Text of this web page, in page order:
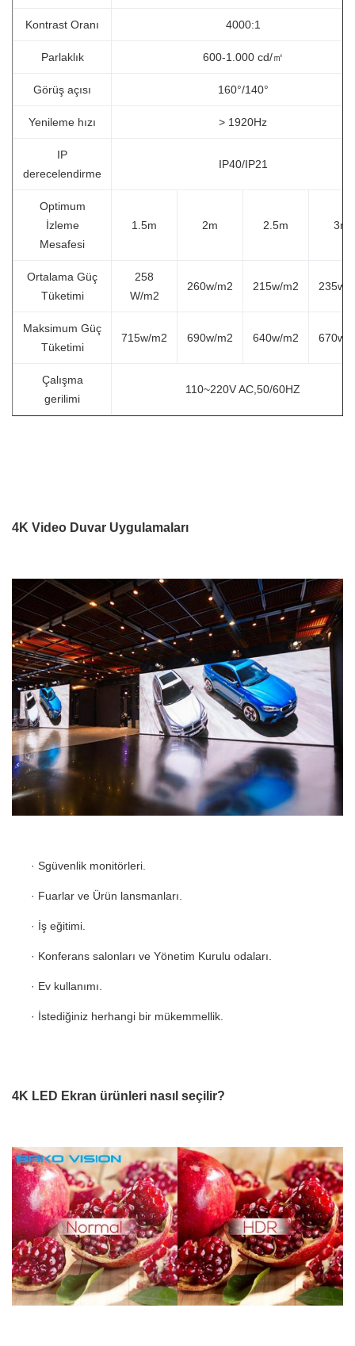
Kontrast Oranı 4000:1
Parlaklık 600-1.000 cd/㎡
Görüş açısı 160°/140°
Yenileme hızı > 1920Hz
IP
derecelendirme
IP40/IP21
Optimum
İzleme
Mesafesi
1.5m 2m 2.5m 3m
Ortalama Güç
Tüketimi
258
W/m2
260w/m2 215w/m2 235w/
Maksimum Güç
Tüketimi
715w/m2 690w/m2 640w/m2 670w/
Çalışma
gerilimi
110~220V AC,50/60HZ
4K Video Duvar Uygulamaları
· Sgüvenlik monitörleri.
· Fuarlar ve Ürün lansmanları.
· İş eğitimi.
· Konferans salonları ve Yönetim Kurulu odaları.
· Ev kullanımı.
· İstediğiniz herhangi bir mükemmellik
4K LED Ekran ürünleri nasıl seçilir?